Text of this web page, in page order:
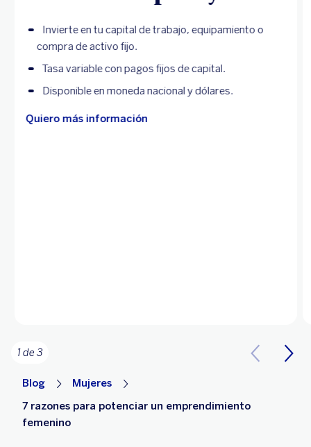
Invierte en tu capital de trabajo, equipamiento o
compra de activo fijo.
Tasa variable con pagos fijos de capital.
Disponible en moneda nacional y dólares.
Quiero más información
1 de 3
Blog
Mujeres
7 razones para potenciar un emprendimiento
femenino